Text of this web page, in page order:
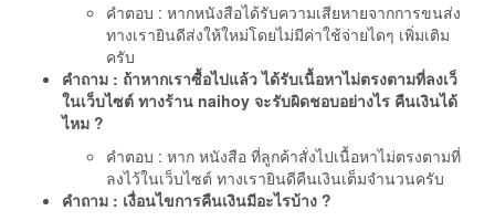
คำตอบ : หากหนังสือได้รับความเสียหายจากการขนส่ง
ทางเรายินดีส่งให้ใหม่โดยไม่มีค่าใช้จ่ายไดๆ เพิ่มเติม
ครับ
คำถาม : ถ้าหากเราซื้อไปแล้ว ได้รับเนื้อหาไม่ตรงตามที่ลงเว็
ในเว็บไซต์ ทางร้าน naihoy จะรับผิดชอบอย่างไร คืนเงินได้
ไหม ?
คำตอบ : หาก หนังสือ ที่ลูกค้าสั่งไปเนื้อหาไม่ตรงตามที่
ลงไว้ในเว็บไซต์ ทางเรายินดีคืนเงินเต็มจำนวนครับ
คำถาม : เงื่อนไขการคืนเงินมีอะไรบ้าง ?